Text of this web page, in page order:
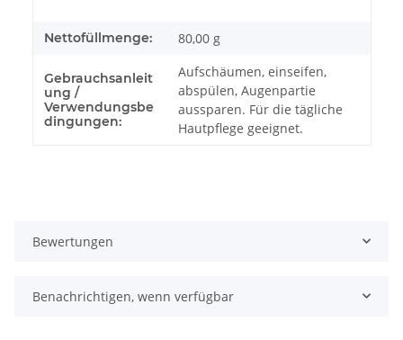
Nettofüllmenge: 80,00 g
Gebrauchsanleit
ung /
Verwendungsbe
dingungen:
Aufschäumen, einseifen,
abspülen, Augenpartie
aussparen. Für die tägliche
Hautpflege geeignet.
Bewertungen
Benachrichtigen, wenn verfügbar